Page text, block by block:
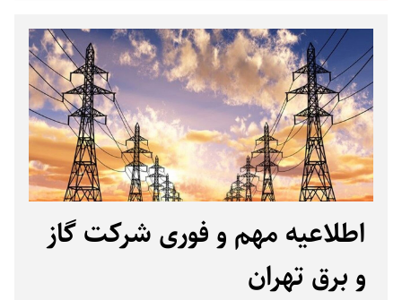
اطلاعیه مهم و فوری شرکت گاز
و برق تهران